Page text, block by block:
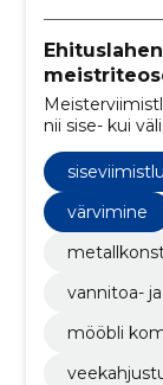
nii sise- kui
kuuluvad
klientide
värvimine
vannitoa-
mööbli